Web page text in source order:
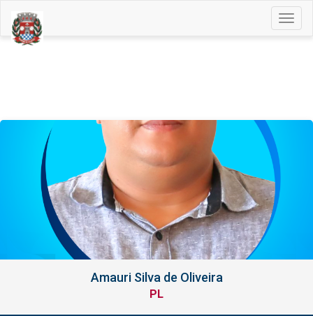
Amauri Silva de Oliveira
PL